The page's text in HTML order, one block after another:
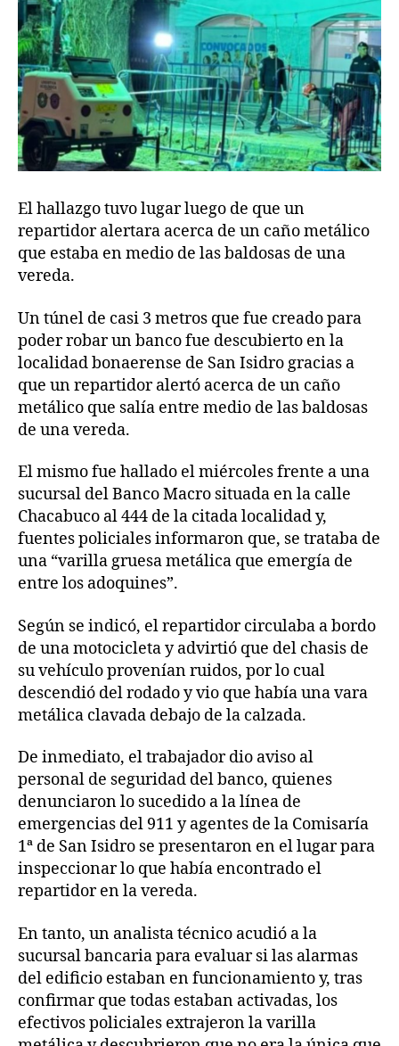
El hallazgo tuvo lugar luego de que un
repartidor alertara acerca de un caño metálico
que estaba en medio de las baldosas de una
vereda.
Un túnel de casi 3 metros que fue creado para
poder robar un banco fue descubierto en la
localidad bonaerense de San Isidro gracias a
que un repartidor alertó acerca de un caño
metálico que salía entre medio de las baldosas
de una vereda.
El mismo fue hallado el miércoles frente a una
sucursal del Banco Macro situada en la calle
Chacabuco al 444 de la citada localidad y,
fuentes policiales informaron que, se trataba de
una “varilla gruesa metálica que emergía de
entre los adoquines”.
Según se indicó, el repartidor circulaba a bordo
de una motocicleta y advirtió que del chasis de
su vehículo provenían ruidos, por lo cual
descendió del rodado y vio que había una vara
metálica clavada debajo de la calzada.
De inmediato, el trabajador dio aviso al
personal de seguridad del banco, quienes
denunciaron lo sucedido a la línea de
emergencias del 911 y agentes de la Comisaría
1ª de San Isidro se presentaron en el lugar para
inspeccionar lo que había encontrado el
repartidor en la vereda.
En tanto, un analista técnico acudió a la
sucursal bancaria para evaluar si las alarmas
del edificio estaban en funcionamiento y, tras
confirmar que todas estaban activadas, los
efectivos policiales extrajeron la varilla